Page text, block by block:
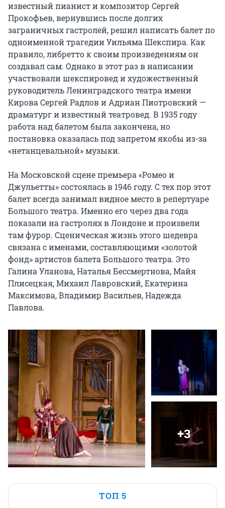
известный пианист и композитор Сергей
Прокофьев, вернувшись после долгих
заграничных гастролей, решил написать балет по
одноименной трагедии Уильяма Шекспира. Как
правило, либретто к своим произведениям он
создавал сам. Однако в этот раз в написании
участвовали шекспировед и художественный
руководитель Ленинградского театра имени
Кирова Сергей Радлов и Адриан Пиотровский —
драматург и известный театровед. В 1935 году
работа над балетом была закончена, но
постановка оказалась под запретом якобы из-за
«нетанцевальной» музыки.
На Московской сцене премьера «Ромео и
Джульетты» состоялась в 1946 году. С тех пор этот
балет всегда занимал видное место в репертуаре
Большого театра. Именно его через два года
показали на гастролях в Лондоне и произвели
там фурор. Сценическая жизнь этого шедевра
связана с именами, составляющими «золотой
фонд» артистов балета Большого театра. Это
Галина Уланова, Наталья Бессмертнова, Майя
Плисецкая, Михаил Лавровский, Екатерина
Максимова, Владимир Васильев, Надежда
Павлова.
+3
ТОП 5